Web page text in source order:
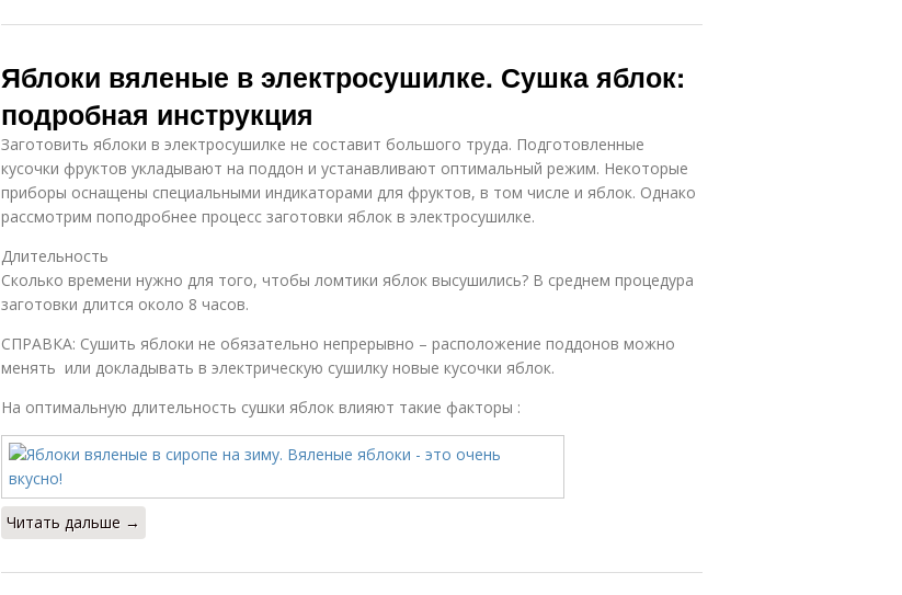
Яблоки вяленые в электросушилке. Сушка яблок:
подробная инструкция
Заготовить яблоки в электросушилке не составит большого труда. Подготовленные
кусочки фруктов укладывают на поддон и устанавливают оптимальный режим. Некоторые
приборы оснащены специальными индикаторами для фруктов, в том числе и яблок. Однако
рассмотрим поподробнее процесс заготовки яблок в электросушилке.
Длительность
Сколько времени нужно для того, чтобы ломтики яблок высушились? В среднем процедура
заготовки длится около 8 часов.
СПРАВКА: Сушить яблоки не обязательно непрерывно – расположение поддонов можно
менять или докладывать в электрическую сушилку новые кусочки яблок.
На оптимальную длительность сушки яблок влияют такие факторы :
Читать дальше →